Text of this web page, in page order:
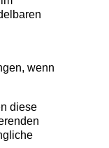
wenn
diese